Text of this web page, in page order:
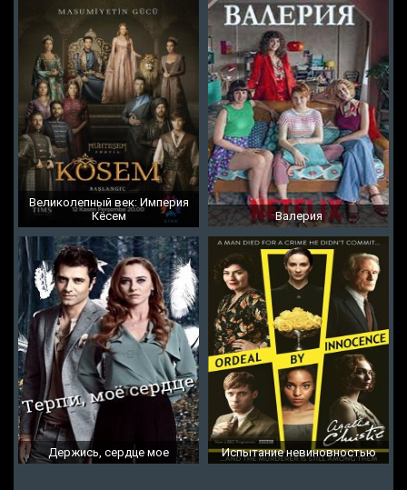
Великолепный век: Империя
Кёсем
Валерия
Держись, сердце мое Испытание невиновностью